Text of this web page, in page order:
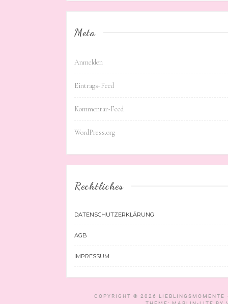
Meta
Anmelden
Eintrags-Feed
Kommentar-Feed
WordPress.org
Rechtliches
DATENSCHUTZERKLÄRUNG
AGB
IMPRESSUM
COPYRIGHT © 2026